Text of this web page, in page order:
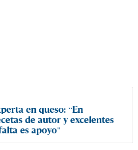
en queso: “En
de autor y excelentes
es apoyo"